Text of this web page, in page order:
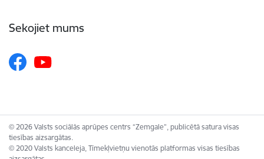
Sekojiet mums
© 2026 Valsts sociālās aprūpes centrs “Zemgale”, publicētā satura visas
tiesības aizsargātas.
© 2020 Valsts kanceleja, Tīmekļvietņu vienotās platformas visas tiesības